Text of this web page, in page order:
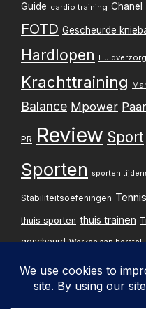
Guide cardio training Chanel
FOTD Gescheurde
Hardlopen
Krachttraining
Balance Mpower
PR Review Sport
Sporten sporten
Stabiliteitsoefeningen Tennis
thuis sporten thuis trainen
gescheurd Werken aan herstel